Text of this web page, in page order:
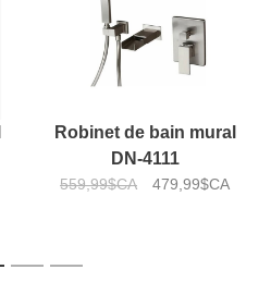
Robinet de bain mural
DN-4111
559,99$CA 479,99$CA
2 3